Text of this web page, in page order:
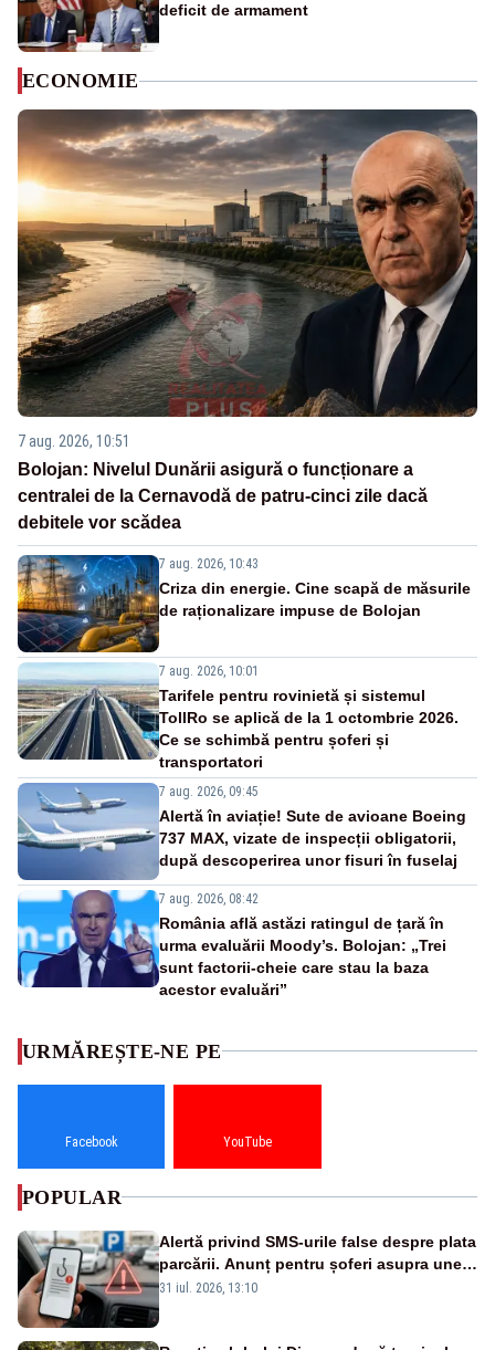
deficit de armament
ECONOMIE
7 aug. 2026, 10:51
Bolojan: Nivelul Dunării asigură o funcționare a
centralei de la Cernavodă de patru-cinci zile dacă
debitele vor scădea
7 aug. 2026, 10:43
Criza din energie. Cine scapă de măsurile
de raționalizare impuse de Bolojan
7 aug. 2026, 10:01
Tarifele pentru rovinietă și sistemul
TollRo se aplică de la 1 octombrie 2026.
Ce se schimbă pentru șoferi și
transportatori
7 aug. 2026, 09:45
Alertă în aviație! Sute de avioane Boeing
737 MAX, vizate de inspecții obligatorii,
după descoperirea unor fisuri în fuselaj
7 aug. 2026, 08:42
România află astăzi ratingul de țară în
urma evaluării Moody’s. Bolojan: „Trei
sunt factorii-cheie care stau la baza
acestor evaluări”
URMĂREȘTE-NE PE
Facebook YouTube
POPULAR
Alertă privind SMS-urile false despre plata
parcării. Anunț pentru șoferi asupra unei
noi metode de fraudă online
31 iul. 2026, 13:10